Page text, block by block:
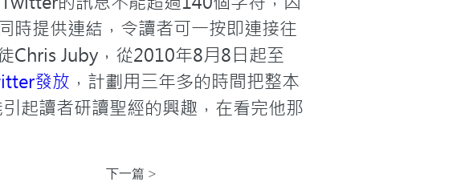
時提供連結，令讀者可一按即連接往
Chris Juby，從2010年8月8日起至
發放 ，計劃用三年多的時間把整本
起讀者研讀聖經的興趣，在看完他那
下一篇 >